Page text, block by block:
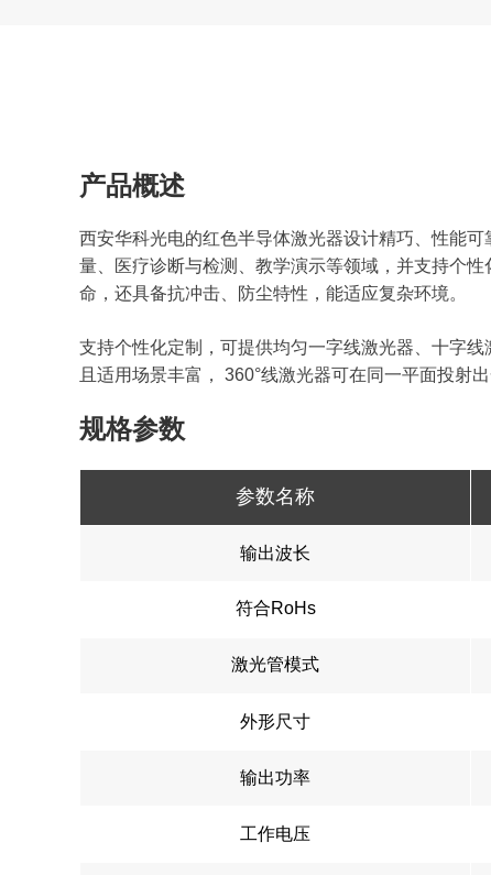
产品概述
西安华科光电的红色半导体激光器设计精巧、性能
量、医疗诊断与检测、教学演示等领域，并支持个
命，还具备抗冲击、防尘特性，能适应复杂环境。​
支持个性化定制，可提供均匀一字线激光器、十字
且适用场景丰富， 360°线激光器可在同一平面投射
规格参数
参数名称
输出波长
符合RoHs
激光管模式
外形尺寸
输出功率
工作电压